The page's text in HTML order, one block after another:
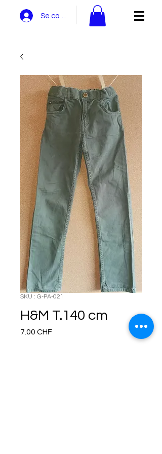
Se connecter
SKU : G-PA-021
H&M T.140 cm
7.00 CHFPrix